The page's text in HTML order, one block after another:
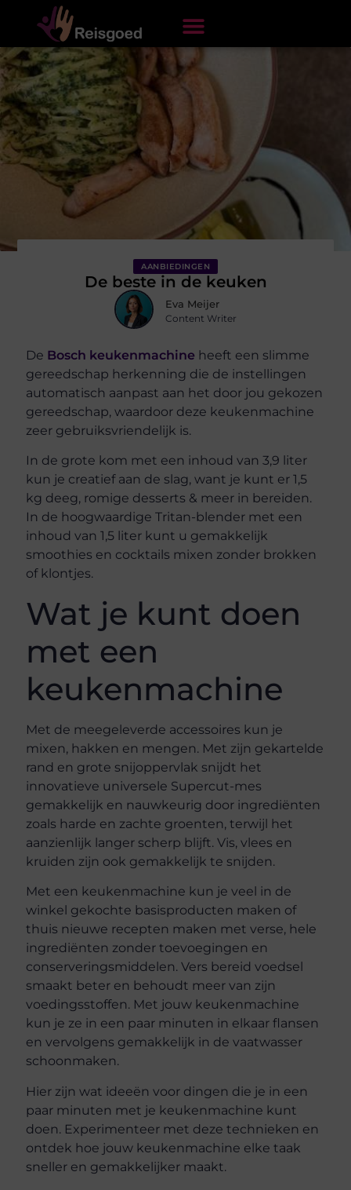
AANBIEDINGEN
De beste in de keuken
Eva Meijer
Content Writer
De Bosch keukenmachine heeft een slimme
gereedschap herkenning die de instellingen
automatisch aanpast aan het door jou gekozen
gereedschap, waardoor deze keukenmachine
zeer gebruiksvriendelijk is.
In de grote kom met een inhoud van 3,9 liter
kun je creatief aan de slag, want je kunt er 1,5
kg deeg, romige desserts & meer in bereiden.
In de hoogwaardige Tritan-blender met een
inhoud van 1,5 liter kunt u gemakkelijk
smoothies en cocktails mixen zonder brokken
of klontjes.
Wat je kunt doen
met een
keukenmachine
Met de meegeleverde accessoires kun je
mixen, hakken en mengen. Met zijn gekartelde
rand en grote snijoppervlak snijdt het
innovatieve universele Supercut-mes
gemakkelijk en nauwkeurig door ingrediënten
zoals harde en zachte groenten, terwijl het
aanzienlijk langer scherp blijft. Vis, vlees en
kruiden zijn ook gemakkelijk te snijden.
Met een keukenmachine kun je veel in de
winkel gekochte basisproducten maken of
thuis nieuwe recepten maken met verse, hele
ingrediënten zonder toevoegingen en
conserveringsmiddelen. Vers bereid voedsel
smaakt beter en behoudt meer van zijn
voedingsstoffen. Met jouw keukenmachine
kun je ze in een paar minuten in elkaar flansen
en vervolgens gemakkelijk in de vaatwasser
schoonmaken.
Hier zijn wat ideeën voor dingen die je in een
paar minuten met je keukenmachine kunt
doen. Experimenteer met deze technieken en
ontdek hoe jouw keukenmachine elke taak
sneller en gemakkelijker maakt.